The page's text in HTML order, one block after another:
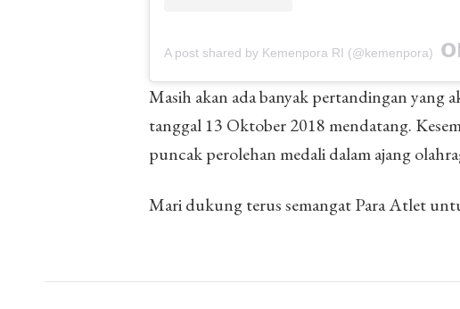
A post shared by Kemenpora RI (@kemenpora)
Masih akan ada banyak pertandingan yang
tanggal 13 Oktober 2018 mendatang.
puncak perolehan medali dalam ajang
Mari dukung terus semangat Para Atlet